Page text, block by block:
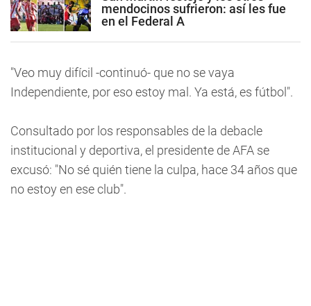
mendocinos sufrieron: así les fue
en el Federal A
"Veo muy difícil -continuó- que no se vaya
Independiente, por eso estoy mal. Ya está, es fútbol".
Consultado por los responsables de la debacle
institucional y deportiva, el presidente de AFA se
excusó: "No sé quién tiene la culpa, hace 34 años que
no estoy en ese club".